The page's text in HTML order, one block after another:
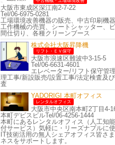
大阪市東成区深江南2-7-22
Tel/06-6975-0281
工場環境改善機器の販売、中古印刷機
工作機械の売買、シートシャッター、
間仕切り、各種クリーンブース
株式会社大阪昇降機
リフト・ＥＶ保守
大阪市浪速区難波中3-15-5
Tel/06-6631-4601
エレベーター/リフト保守管
理工事/新設販売/設置工事/法定検査及
査
YADORIGI 本町オフィス
レンタルオフィス
大阪市中央区南本町2丁目4-
本町デビスビルTel/06-4256-1444
本町にあるレンタルオフィス（人工知
付サービス）気軽に・リーズナブルに使
IT技術活用の無人シェアオフィス皆さ
ネスをサポートします。